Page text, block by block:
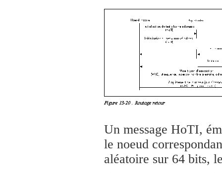
Un message HoTI,
le noeud
aléatoire sur 64 bits,